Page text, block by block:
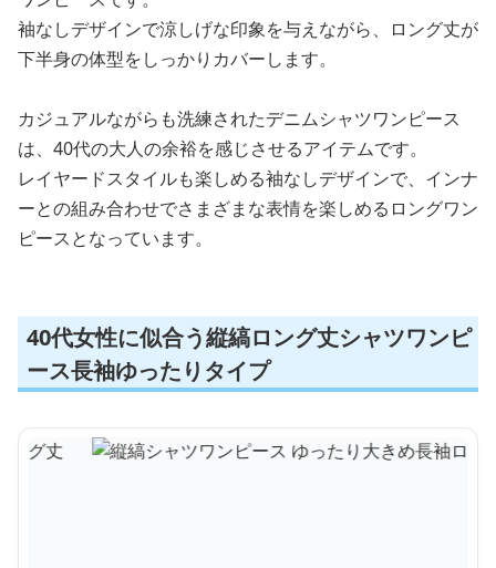
袖なしデザインで涼しげな印象を与えながら、ロング丈が
下半身の体型をしっかりカバーします。
カジュアルながらも洗練されたデニムシャツワンピース
は、40代の大人の余裕を感じさせるアイテムです。
レイヤードスタイルも楽しめる袖なしデザインで、インナ
ーとの組み合わせでさまざまな表情を楽しめるロングワン
ピースとなっています。
40代女性に似合う縦縞ロング丈シャツワンピ
ース長袖ゆったりタイプ